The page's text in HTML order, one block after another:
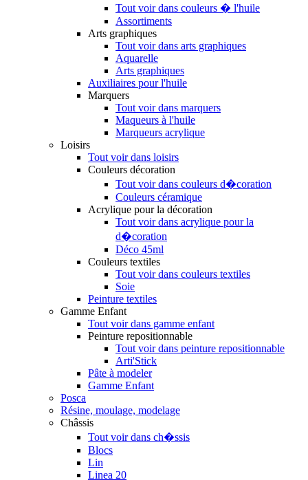
Tout voir dans couleurs � l'huile
Assortiments
Arts graphiques
Tout voir dans arts graphiques
Aquarelle
Arts graphiques
Auxiliaires pour l'huile
Marquers
Tout voir dans marquers
Maqueurs à l'huile
Marqueurs acrylique
Loisirs
Tout voir dans loisirs
Couleurs décoration
Tout voir dans couleurs d�coration
Couleurs céramique
Acrylique pour la décoration
Tout voir dans acrylique pour la
d�coration
Déco 45ml
Couleurs textiles
Tout voir dans couleurs textiles
Soie
Peinture textiles
Gamme Enfant
Tout voir dans gamme enfant
Peinture repositionnable
Tout voir dans peinture repositionnable
Arti'Stick
Pâte à modeler
Gamme Enfant
Posca
Résine, moulage, modelage
Châssis
Tout voir dans ch�ssis
Blocs
Lin
Linea 20